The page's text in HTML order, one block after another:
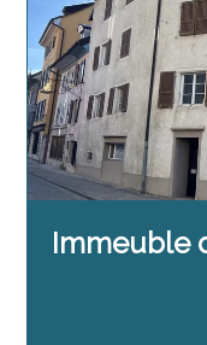
Immeuble